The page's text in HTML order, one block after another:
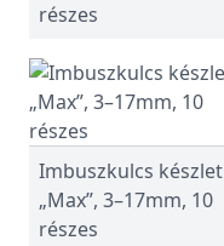
részes
Imbuszkulcs készlet
„Max”, 3–17mm, 10
részes